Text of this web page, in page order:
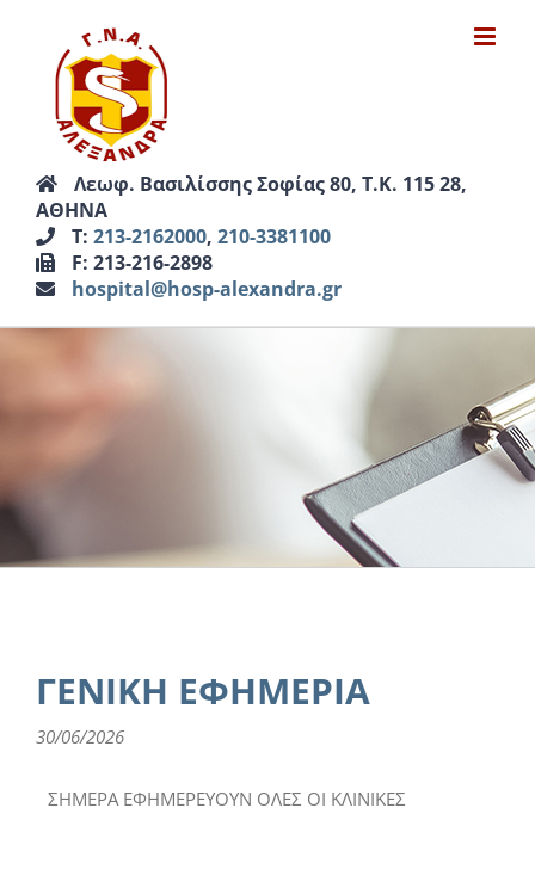
περιεχόμενο
Λεωφ. Βασιλίσσης Σοφίας 80, Τ.Κ. 115 28,
ΑΘΗΝΑ
Τ: 213-2162000, 210-3381100
F: 213-216-2898
hospital@hosp-alexandra.gr
ΓΕΝΙΚΗ ΕΦΗΜΕΡΙΑ
30/06/2026
ΣΗΜΕΡΑ ΕΦΗΜΕΡΕΥΟΥΝ ΟΛΕΣ ΟΙ ΚΛΙΝΙΚΕΣ